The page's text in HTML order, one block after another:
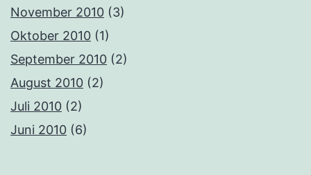
November 2010 (3)
Oktober 2010 (1)
September 2010 (2)
August 2010 (2)
Juli 2010 (2)
Juni 2010 (6)